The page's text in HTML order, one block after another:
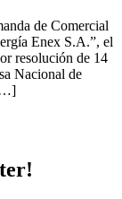
de Comercial
Enex S.A.”, el
resolución de 14
Nacional de